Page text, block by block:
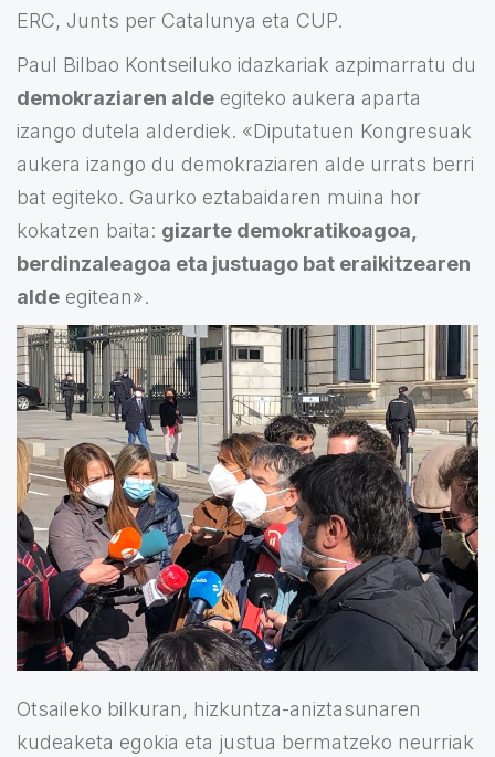
ERC, Junts per Catalunya eta CUP.
Paul Bilbao Kontseiluko idazkariak azpimarratu du
demokraziaren alde egiteko aukera aparta
izango dutela alderdiek. «Diputatuen Kongresuak
aukera izango du demokraziaren alde urrats berri
bat egiteko. Gaurko eztabaidaren muina hor
kokatzen baita: gizarte demokratikoagoa,
berdinzaleagoa eta justuago bat eraikitzearen
alde egitean».
Otsaileko bilkuran, hizkuntza-aniztasunaren
kudeaketa egokia eta justua bermatzeko neurriak